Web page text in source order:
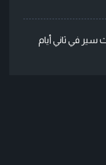
سير في ثاني أيام